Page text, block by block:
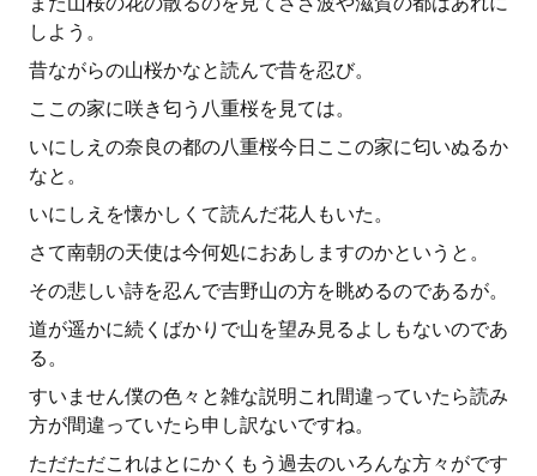
しよう。
昔ながらの山桜かなと読んで昔を忍び。
ここの家に咲き匂う八重桜を見ては。
いにしえの奈良の都の八重桜今日ここの家に匂いぬるか
なと。
いにしえを懐かしくて読んだ花人もいた。
さて南朝の天使は今何処におあしますのかというと。
その悲しい詩を忍んで吉野山の方を眺めるのであるが。
道が遥かに続くばかりで山を望み見るよしもないのであ
る。
すいません僕の色々と雑な説明これ間違っていたら読み
方が間違っていたら申し訳ないですね。
ただただこれはとにかくもう過去のいろんな方々がです